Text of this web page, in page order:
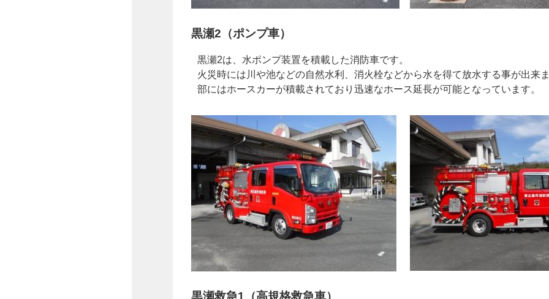
黒瀬2（ポンプ車）
黒瀬2は、水ポンプ装置を積載した消防車です。
火災時には川や池などの自然水利、消火栓などから水を得て放水する事が出来
部にはホースカーが積載されており迅速なホース延長が可能となっています。
黒瀬救急1（高規格救急車）